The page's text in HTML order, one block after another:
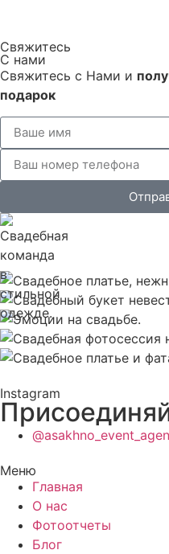
Свяжитесь
С нами
Свяжитесь с Нами и
подарок
Instagram
Меню
Главная
О нас
Фотоотчеты
Блог